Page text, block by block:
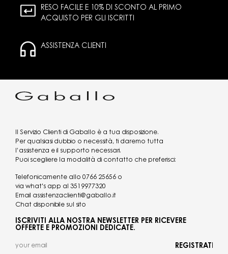
RESO FACILE E 10% DI SCONTO AL PRIMO
ACQUISTO PER GLI ISCRITTI
ASSISTENZA CLIENTI
Il Servizio Clienti di Gaballo è a tua disposizione.
Per qualsiasi dubbio o necessità, ti daremo tutta
l’assistenza e il supporto necessari.
Puoi scegliere la modalità di contatto che preferisci:
Telefonicamente allo 0766 25656 o
via what's app al 3519977320
Email assistenzaclienti@gaballo.it
Chat disponibile sul sito
ISCRIVITI ALLA NOSTRA NEWSLETTER PER RICEVERE
OFFERTE E PROMOZIONI DEDICATE.
REGISTRATI